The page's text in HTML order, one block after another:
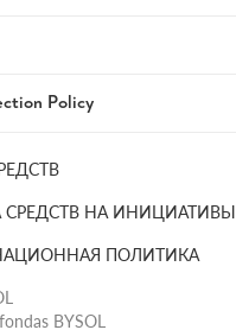
СРЕДСТВ НА ИНИЦИАТИВЫ
ПОЛИТИКА
BYSOL
Policy